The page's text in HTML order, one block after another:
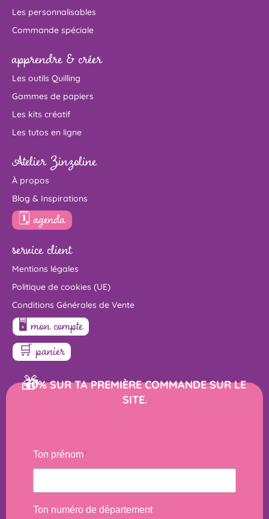
Les personnalisables
Commande spéciale
apprendre & créer
Les outils Quilling
Gammes de papiers
Les kits créatif
Les tutos en ligne
Atelier Zinzoline
À propos
Blog & Inspirations
🗓 agenda
service client
Mentions légales
Politique de cookies (UE)
Conditions Générales de Vente
🖥 mon compte
🛒 panier
🎁
-10% SUR TA PREMIÈRE COMMANDE SUR LE
SITE.